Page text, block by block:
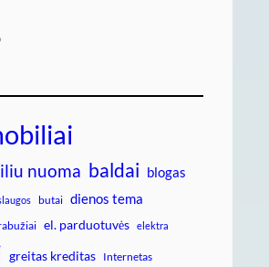
nuoma baldai blogas
butai dienos tema
el. parduotuvės elektra
greitas kreditas Internetas